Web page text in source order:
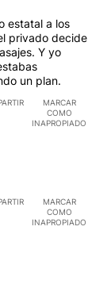
estatal a los
privado decide
Y yo
un plan.
MARCAR
COMO
INAPROPIADO
MARCAR
COMO
INAPROPIADO